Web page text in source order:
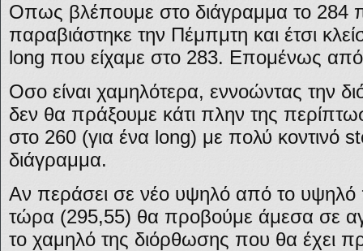
Οπως βλέπουμε στο διάγραμμα το 284
παραβιάστηκε την Πέμπμτη και έτσι
long που είχαμε στο 283. Επομένως
Οσο είναι χαμηλότερα, εννοώντας την
δεν θα πράξουμε κάτι πλην της
στο 260 (για ένα long) με πολύ κοντινό
διάγραμμα.
Αν περάσει σε νέο υψηλό από το υψηλό
τώρα (295,55) θα προβούμε άμεσα σε
το χαμηλό της διόρθωσης που θα έχει